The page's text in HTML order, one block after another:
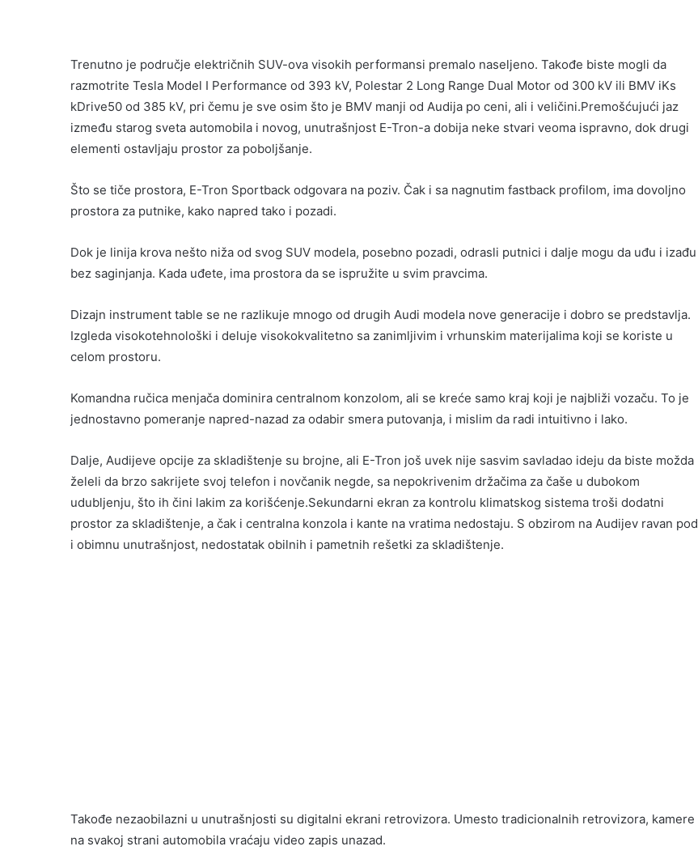
Trenutno je područje električnih SUV-ova visokih performansi premalo naseljeno. Takođe biste mogli da
razmotrite Tesla Model I Performance od 393 kV, Polestar 2 Long Range Dual Motor od 300 kV ili BMV iKs
kDrive50 od 385 kV, pri čemu je sve osim što je BMV manji od Audija po ceni, ali i veličini.Premošćujući jaz
između starog sveta automobila i novog, unutrašnjost E-Tron-a dobija neke stvari veoma ispravno, dok drugi
elementi ostavljaju prostor za poboljšanje.
Što se tiče prostora, E-Tron Sportback odgovara na poziv. Čak i sa nagnutim fastback profilom, ima dovoljno
prostora za putnike, kako napred tako i pozadi.
Dok je linija krova nešto niža od svog SUV modela, posebno pozadi, odrasli putnici i dalje mogu da uđu i izađu
bez saginjanja. Kada uđete, ima prostora da se ispružite u svim pravcima.
Dizajn instrument table se ne razlikuje mnogo od drugih Audi modela nove generacije i dobro se predstavlja.
Izgleda visokotehnološki i deluje visokokvalitetno sa zanimljivim i vrhunskim materijalima koji se koriste u
celom prostoru.
Komandna ručica menjača dominira centralnom konzolom, ali se kreće samo kraj koji je najbliži vozaču. To je
jednostavno pomeranje napred-nazad za odabir smera putovanja, i mislim da radi intuitivno i lako.
Dalje, Audijeve opcije za skladištenje su brojne, ali E-Tron još uvek nije sasvim savladao ideju da biste možda
želeli da brzo sakrijete svoj telefon i novčanik negde, sa nepokrivenim držačima za čaše u dubokom
udubljenju, što ih čini lakim za korišćenje.Sekundarni ekran za kontrolu klimatskog sistema troši dodatni
prostor za skladištenje, a čak i centralna konzola i kante na vratima nedostaju. S obzirom na Audijev ravan pod
i obimnu unutrašnjost, nedostatak obilnih i pametnih rešetki za skladištenje.
Takođe nezaobilazni u unutrašnjosti su digitalni ekrani retrovizora. Umesto tradicionalnih retrovizora, kamere
na svakoj strani automobila vraćaju video zapis unazad.